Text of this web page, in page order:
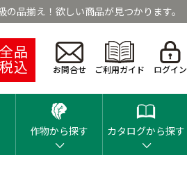
品揃え！欲しい商品が見つかります。
全品
税込 お問合せ ご利用ガイド ログイン
作物から探す カタログから探す